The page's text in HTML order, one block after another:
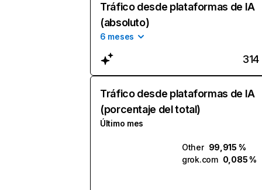
Tráfico desde plataformas de IA
(absoluto)
6 meses
314
Tráfico desde plataformas de IA
(porcentaje del total)
Último mes
Other 99,915 %
grok.com 0,085 %